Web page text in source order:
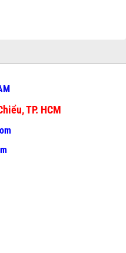
TP. HCM